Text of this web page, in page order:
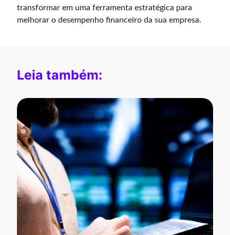
transformar em uma ferramenta estratégica para
melhorar o desempenho financeiro da sua empresa.
Leia também: